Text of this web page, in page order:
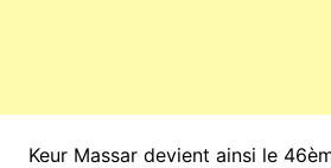
Keur Massar devient ainsi le